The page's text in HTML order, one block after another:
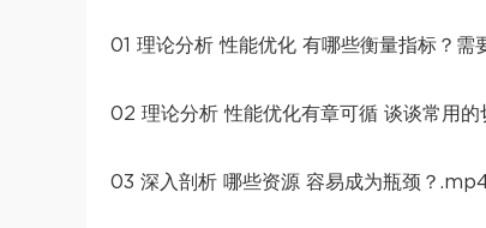
01 理论分析 性能优化 有哪些衡量指标？需
02 理论分析 性能优化有章可循 谈谈常用
03 深入剖析 哪些资源 容易成为瓶颈？